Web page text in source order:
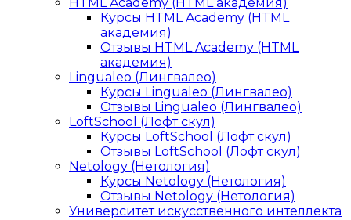
Курсы HTML Academy (HTML
академия)
Отзывы HTML Academy (HTML
академия)
Lingualeo (Лингвалео)
Курсы Lingualeo (Лингвалео)
Отзывы Lingualeo (Лингвалео)
LoftSchool (Лофт скул)
Курсы LoftSchool (Лофт скул)
Отзывы LoftSchool (Лофт скул)
Netology (Нетология)
Курсы Netology (Нетология)
Отзывы Netology (Нетология)
Университет искусственного интеллекта